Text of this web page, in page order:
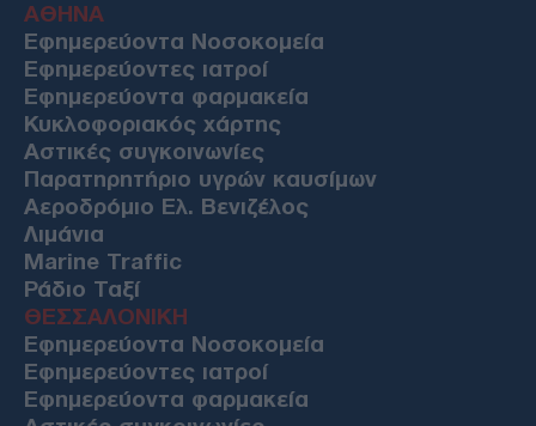
ΑΘΗΝΑ
Εφημερεύοντα Νοσοκομεία
Εφημερεύοντες ιατροί
Εφημερεύοντα φαρμακεία
Κυκλοφοριακός χάρτης
Αστικές συγκοινωνίες
Παρατηρητήριο υγρών καυσίμων
Αεροδρόμιο Ελ. Βενιζέλος
Λιμάνια
Marine Traffic
Ράδιο Ταξί
ΘΕΣΣΑΛΟΝΙΚΗ
Εφημερεύοντα Νοσοκομεία
Εφημερεύοντες ιατροί
Εφημερεύοντα φαρμακεία